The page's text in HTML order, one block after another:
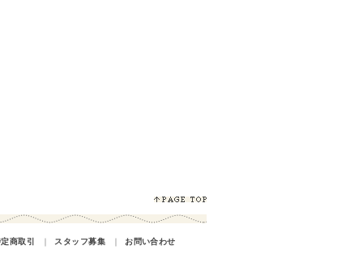
商取引 ｜ スタッフ募集 ｜ お問い合わせ